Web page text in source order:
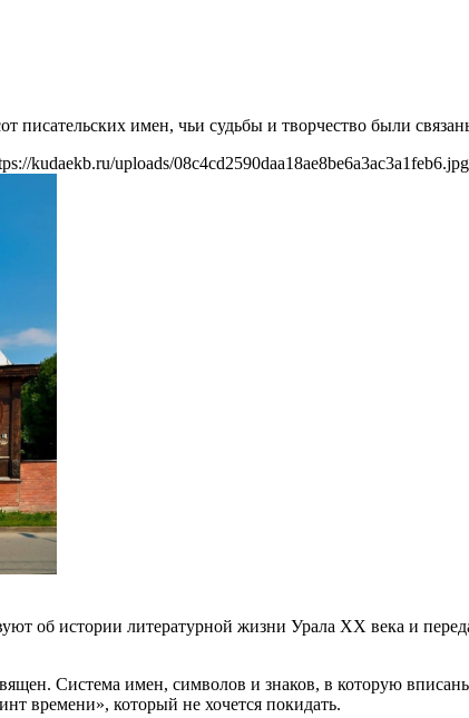
писательских имен, чьи судьбы и творчество были
kudaekb.ru/uploads/08c4cd2590daa18ae8be6a3ac3a1feb6.jpg
об истории литературной жизни Урала XX века и
Система имен, символов и знаков, в которую
времени», который не хочется покидать.